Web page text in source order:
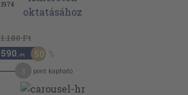
1974
1.180 Ft
590 ,-Ft 50
pont kapható